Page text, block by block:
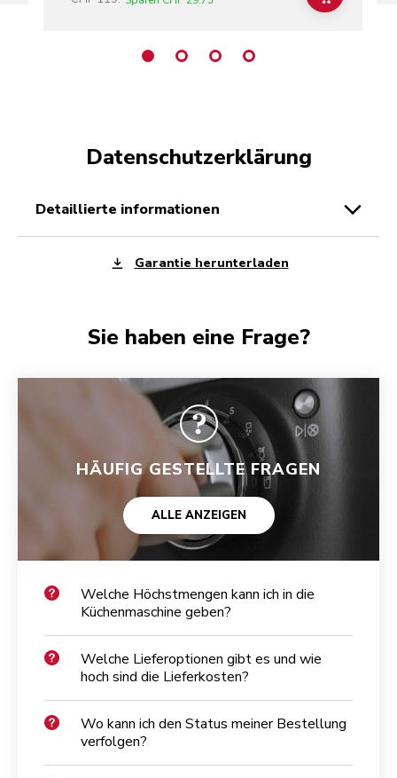
Datenschutzerklärung
detaillierte informationen
Garantie herunterladen
Sie haben eine Frage?
HÄUFIG GESTELLTE FRAGEN
ALLE ANZEIGEN
Welche Höchstmengen kann ich in die
Küchenmaschine geben?
Welche Lieferoptionen gibt es und wie
hoch sind die Lieferkosten?
Wo kann ich den Status meiner Bestellung
verfolgen?